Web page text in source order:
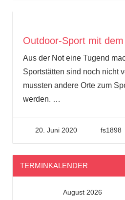
Outdoor-Sport mit
Aus der Not eine Tugend
Sportstätten sind noch nicht
mussten andere Orte zum
werden. …
20. Juni 2020 fs1898
TERMINKALENDER
August 2026